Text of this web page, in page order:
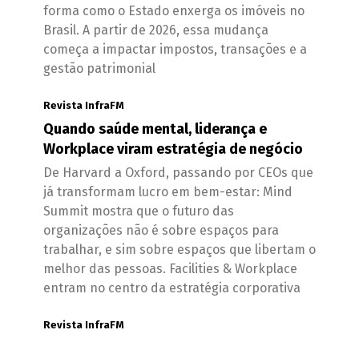
forma como o Estado enxerga os imóveis no
Brasil. A partir de 2026, essa mudança
começa a impactar impostos, transações e a
gestão patrimonial
Revista InfraFM
Quando saúde mental, liderança e
Workplace viram estratégia de negócio
De Harvard a Oxford, passando por CEOs que
já transformam lucro em bem-estar: Mind
Summit mostra que o futuro das
organizações não é sobre espaços para
trabalhar, e sim sobre espaços que libertam o
melhor das pessoas. Facilities & Workplace
entram no centro da estratégia corporativa
Revista InfraFM